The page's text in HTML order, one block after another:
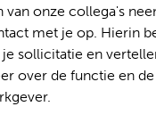
van onze collega's
met je op. Hierin
sollicitatie en
over de functie en de